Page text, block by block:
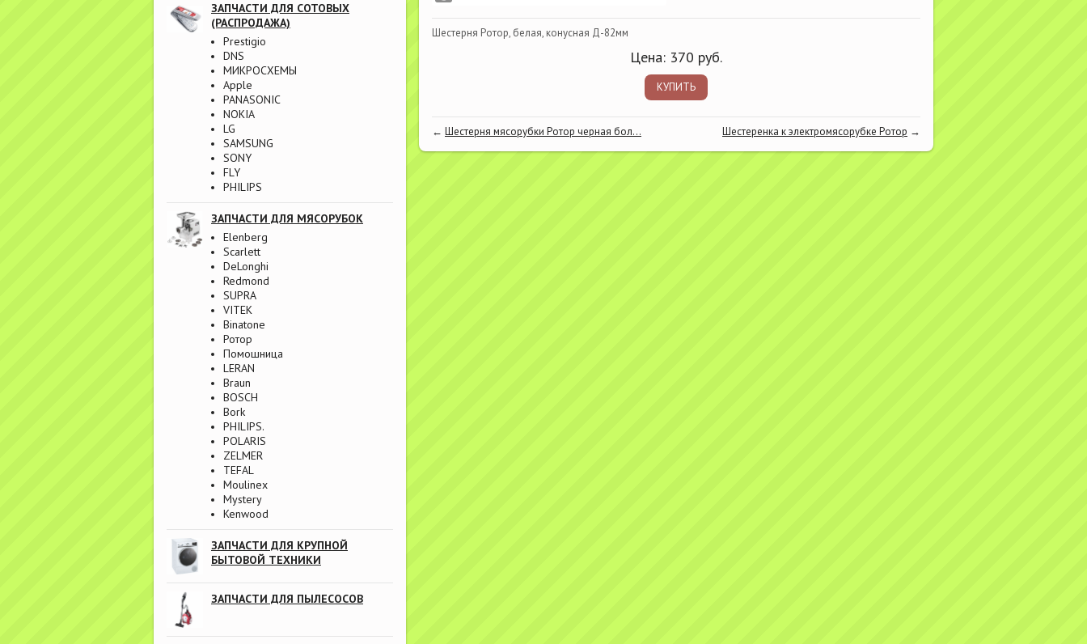
ЗАПЧАСТИ ДЛЯ СОТОВЫХ
(РАСПРОДАЖА)
Prestigio
DNS
МИКРОСХЕМЫ
Apple
PANASONIC
NOKIA
LG
SAMSUNG
SONY
FLY
PHILIPS
ЗАПЧАСТИ ДЛЯ МЯСОРУБОК
Elenberg
Scarlett
DeLonghi
Redmond
SUPRA
VITEK
Binatone
Ротор
Помошница
LERAN
Braun
BOSCH
Bork
PHILIPS.
POLARIS
ZELMER
TEFAL
Moulinex
Mystery
Kenwood
ЗАПЧАСТИ ДЛЯ КРУПНОЙ
БЫТОВОЙ ТЕХНИКИ
ЗАПЧАСТИ ДЛЯ ПЫЛЕСОСОВ
Шестерня Ротор, белая, конусная Д-82мм
Цена: 370 руб.
КУПИТЬ
← Шестерня мясорубки Ротор черная бол... Шестеренка к электромясорубке Ротор →